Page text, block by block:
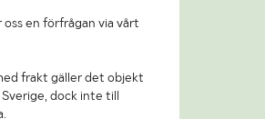
en förfrågan via vårt
frakt gäller det objekt
dock inte till